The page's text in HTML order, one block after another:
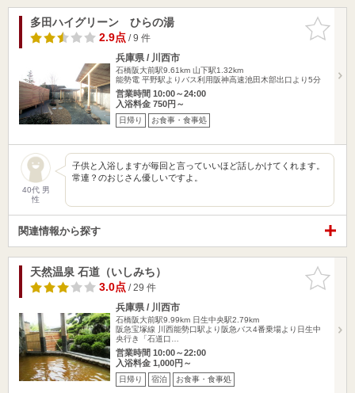
お気に入
りに追加
多田ハイグリーン ひらの湯
2.9点/ 9 件
兵庫県 / 川西市
石橋阪大前駅9.61km 山下駅1.32km
能勢電 平野駅よりバス利用阪神高速池田木部出口より5分
営業時間 10:00～24:00
入浴料金 750円～
日帰り お食事・食事処
40代 男
性
子供と入浴しますが毎回と言っていいほど話しかけてくれます。
常連？のおじさん優しいですよ。
関連情報から探す
お気に入
りに追加
天然温泉 石道（いしみち）
3.0点/ 29 件
兵庫県 / 川西市
石橋阪大前駅9.99km 日生中央駅2.79km
阪急宝塚線 川西能勢口駅より阪急バス4番乗場より日生中
央行き「石道口…
営業時間 10:00～22:00
入浴料金 1,000円～
日帰り 宿泊 お食事・食事処